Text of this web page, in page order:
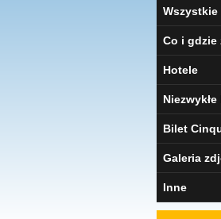
Wszystkie
Co i gdzie
Hotele
Bilet
Galeria
Inne